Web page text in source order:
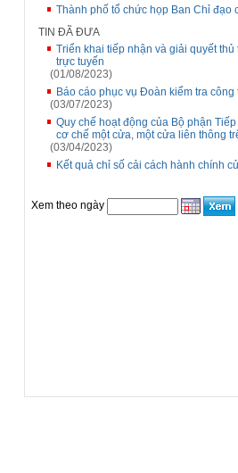
Thành phố tổ chức họp Ban Chỉ đạo
TIN ĐÃ ĐƯA
Triển khai tiếp nhận và giải quyết
trực tuyến
(01/08/2023)
Báo cáo phục vụ Đoàn kiểm tra
(03/07/2023)
Quy chế hoạt động của Bộ phận
cơ chế một cửa, một cửa liên thông
(03/04/2023)
Kết quả chỉ số cải cách hành chính
Xem theo ngày